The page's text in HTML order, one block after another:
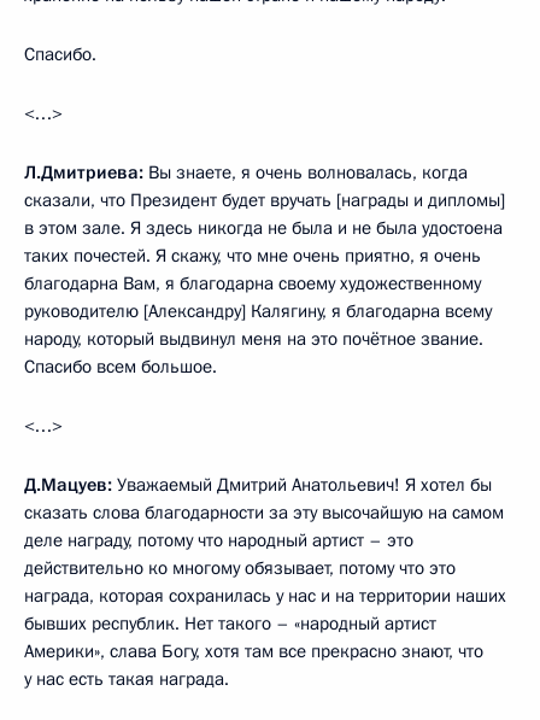
Спасибо.
<…>
Л.Дмитриева: Вы знаете, я очень волновалась, когда
сказали, что Президент будет вручать [награды и дипломы]
в этом зале. Я здесь никогда не была и не была удостоена
таких почестей. Я скажу, что мне очень приятно, я очень
благодарна Вам, я благодарна своему художественному
руководителю [Александру] Калягину, я благодарна всему
народу, который выдвинул меня на это почётное звание.
Спасибо всем большое.
<…>
Д.Мацуев: Уважаемый Дмитрий Анатольевич! Я хотел бы
сказать слова благодарности за эту высочайшую на самом
деле награду, потому что народный артист – это
действительно ко многому обязывает, потому что это
награда, которая сохранилась у нас и на территории наших
бывших республик. Нет такого – «народный артист
Америки», слава Богу, хотя там все прекрасно знают, что
у нас есть такая награда.